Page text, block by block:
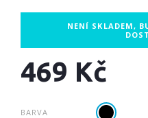
NENÍ SKLADEM,
469 Kč
BARVA